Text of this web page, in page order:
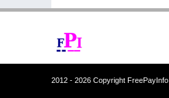
2012 - 2026 Copyright FreePayInfo